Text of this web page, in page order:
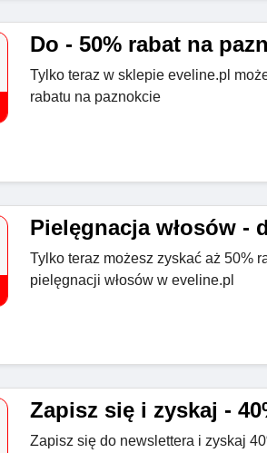
Do - 50% rabat na
Tylko teraz w sklepie eveline.pl
rabatu na paznokcie
Pielęgnacja włosów -
Tylko teraz możesz zyskać aż 50%
pielęgnacji włosów w eveline.pl
Zapisz się i zyskaj -
Zapisz się do newslettera i zyskaj